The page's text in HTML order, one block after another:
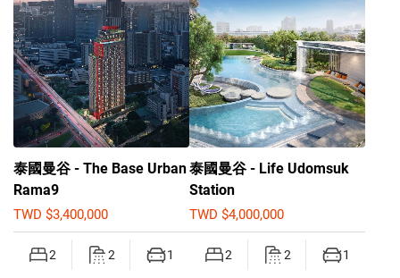
泰國曼谷 - The Base Urban
Rama9
TWD $3,400,000
2 2 1
泰國曼谷 - Life Udomsuk
Station
TWD $4,000,000
2 2 1